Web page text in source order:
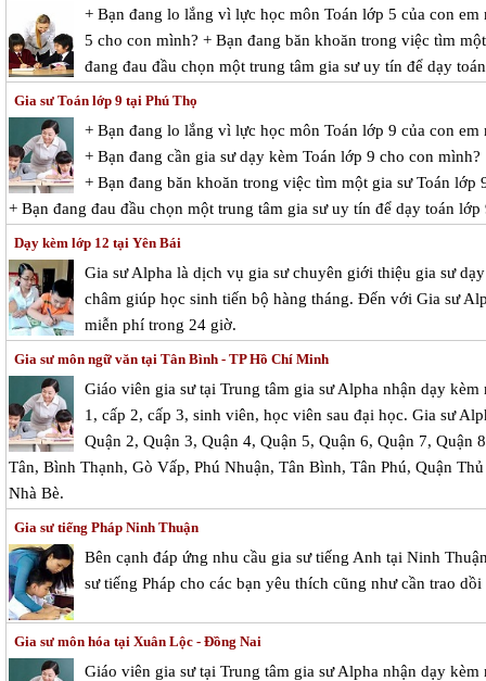
+ Bạn đang lo lắng vì lực học môn Toán lớp 5 của con
5 cho con mình? + Bạn đang băn khoăn trong việc tìm
đang đau đầu chọn một trung tâm gia sư uy tín để dạy
Gia sư Toán lớp 9 tại Phú Thọ
+ Bạn đang lo lắng vì lực học môn Toán lớp 9 của con em
+ Bạn đang cần gia sư dạy kèm Toán lớp 9 cho con mình?
+ Bạn đang băn khoăn trong việc tìm một gia sư Toán lớp
+ Bạn đang đau đầu chọn một trung tâm gia sư uy tín để dạy toán lớp
Dạy kèm lớp 12 tại Yên Bái
Gia sư Alpha là dịch vụ gia sư chuyên giới thiệu gia sư
châm giúp học sinh tiến bộ hàng tháng. Đến với Gia sư
miễn phí trong 24 giờ.
Gia sư môn ngữ văn tại Tân Bình - TP Hồ Chí Minh
Giáo viên gia sư tại Trung tâm gia sư Alpha nhận dạy
1, cấp 2, cấp 3, sinh viên, học viên sau đại học. Gia sư
Quận 2, Quận 3, Quận 4, Quận 5, Quận 6, Quận 7, Quận
Tân, Bình Thạnh, Gò Vấp, Phú Nhuận, Tân Bình, Tân Phú, Quận
Nhà Bè.
Gia sư tiếng Pháp Ninh Thuận
Bên cạnh đáp ứng nhu cầu gia sư tiếng Anh tại Ninh
sư tiếng Pháp cho các bạn yêu thích cũng như cần trao
Gia sư môn hóa tại Xuân Lộc - Đồng Nai
Giáo viên gia sư tại Trung tâm gia sư Alpha nhận dạy